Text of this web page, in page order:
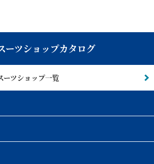
ーツショップカタログ
ーツショップ一覧